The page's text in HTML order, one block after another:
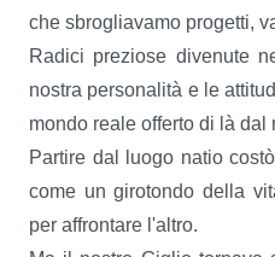
che sbrogliavamo progetti,
Radici preziose divenute
nostra personalità e le
mondo reale offerto di là dal
Partire dal luogo natio
come un girotondo della
per affrontare l'altro.